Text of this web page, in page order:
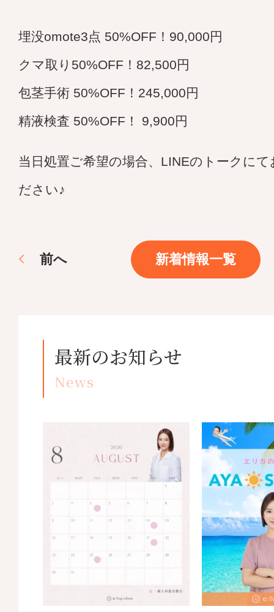
埋没omote3点 50%OFF！90,000円
クマ取り50%OFF！82,500円
包茎手術 50%OFF！245,000円
精液検査 50%OFF！ 9,900円
当日処置ご希望の場合、LINEのトークに
ださい♪
前へ 新着情報一覧
最新のお知らせ
News